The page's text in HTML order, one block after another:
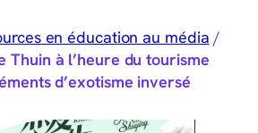
en éducation au média /
Thuin à l’heure du tourisme
d’exotisme inversé